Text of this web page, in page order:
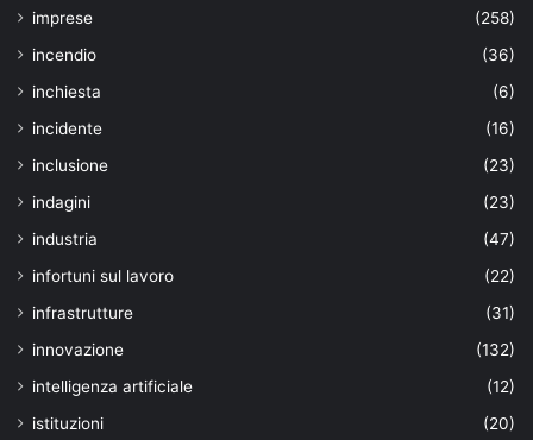
imprese
(258)
incendio
(36)
inchiesta
(6)
incidente
(16)
inclusione
(23)
indagini
(23)
industria
(47)
infortuni sul lavoro
(22)
infrastrutture
(31)
innovazione
(132)
intelligenza artificiale
(12)
istituzioni
(20)